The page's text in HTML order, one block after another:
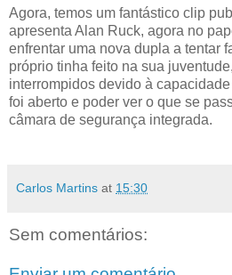
Agora, temos um fantástico clip
apresenta Alan Ruck, agora no
enfrentar uma nova dupla a tentar
próprio tinha feito na sua
interrompidos devido à
foi aberto e poder ver o que se
câmara de segurança integrada.
Carlos Martins at 15:30
Sem comentários: